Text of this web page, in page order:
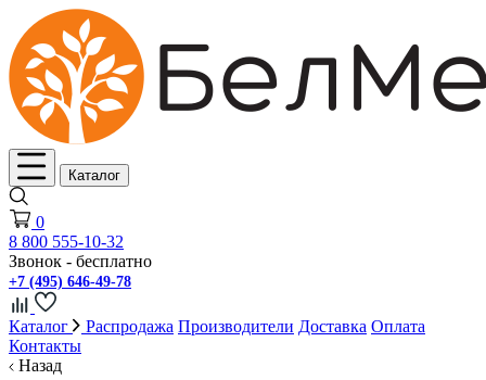
Каталог
0
8 800 555-10-32
Звонок - бесплатно
+7 (495) 646-49-78
Каталог Распродажа Производители Доставка Оплата
Контакты
Назад